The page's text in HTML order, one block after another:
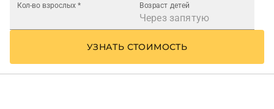
Кол-во взрослых * Возраст детей
УЗНАТЬ СТОИМОСТЬ